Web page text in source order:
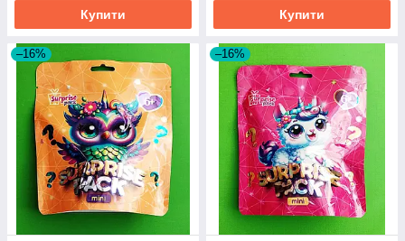
Купити Купити
–16% –16%